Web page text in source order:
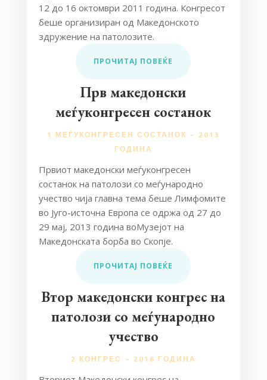
12 до 16 октомври 2011 година. Конгресот
беше организиран од Македонското
здружение на патолозите.
ПРОЧИТАЈ ПОВЕЌЕ
Прв македонски
меѓуконгресен состанок
1 МЕЃУКОНГРЕСЕН СОСТАНОК – 2013
ГОДИНА
Првиот македонски меѓуконгресен
состанок на патолози со меѓународно
учество чија главна тема беше Лимфомите
во Југо-источна Европа се одржа од 27 до
29 мај, 2013 година воМузејот на
Македонската борба во Скопје.
ПРОЧИТАЈ ПОВЕЌЕ
Втор македонски конгрес на
патолози со меѓународно
учество
2 КОНГРЕС – 2016 ГОДИНА